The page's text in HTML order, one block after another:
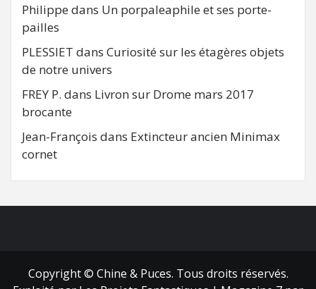
Philippe dans Un porpaleaphile et ses porte-
pailles
PLESSIET dans Curiosité sur les étagères objets
de notre univers
FREY P. dans Livron sur Drome mars 2017
brocante
Jean-François dans Extincteur ancien Minimax
cornet
Copyright © Chine & Puces. Tous droits réservés.